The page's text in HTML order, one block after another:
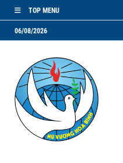
TOP MENU
06/08/2026